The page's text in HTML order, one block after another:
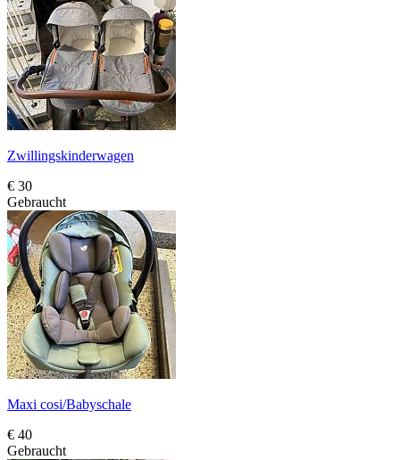
Zwillingskinderwagen
€ 30
Gebraucht
Maxi cosi/Babyschale
€ 40
Gebraucht